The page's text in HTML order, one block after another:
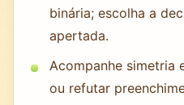
binária; escolha a
apertada.
Acompanhe simetria
ou refutar